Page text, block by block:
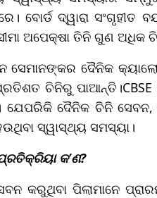
ବୋର୍ଡ ଦ୍ୱାରା ସଂଗୃହୀତ
ଅପେକ୍ଷା ତିନି ଗୁଣ ଅଧିକ
ସେମାନଙ୍କର ଦୈନିକ
ଚିନିରୁ
ଦୈନିକ ଚିନି
ସ୍ୱାସ୍ଥ୍ୟ ସମସ୍ୟା।
କ’ଣ?
କରୁଥିବା ପିଲାମାନେ